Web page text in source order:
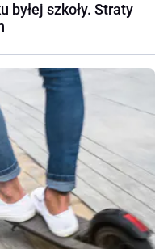
byłej szkoły. Straty